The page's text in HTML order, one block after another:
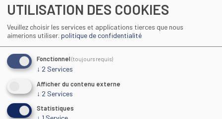
UTILISATION DES COOKIES
Veuillez choisir les services et applications tierces que nous
aimerions utiliser. politique de confidentialité
Fonctionnel(toujours requis)
↓ 2 Services
Afficher du contenu externe
↓ 2 Services
Statistiques